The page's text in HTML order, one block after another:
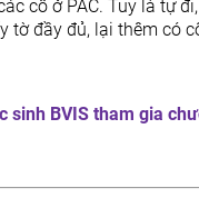
cô ở PAC. Tuy là tự
tờ đầy đủ, lại thêm có
sinh BVIS tham gia